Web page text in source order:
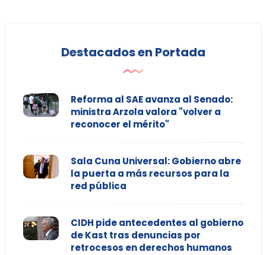
Destacados en Portada
Reforma al SAE avanza al Senado:
ministra Arzola valora "volver a
reconocer el mérito"
Sala Cuna Universal: Gobierno abre
la puerta a más recursos para la
red pública
CIDH pide antecedentes al gobierno
de Kast tras denuncias por
retrocesos en derechos humanos